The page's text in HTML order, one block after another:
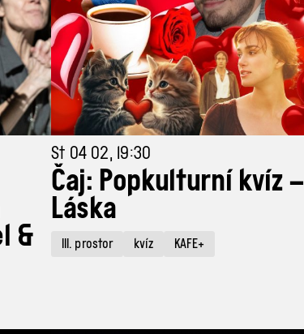
&
St 04 02, 19:30
Čaj: Popkulturní kvíz –
Láska
III. prostor kvíz KAFE+